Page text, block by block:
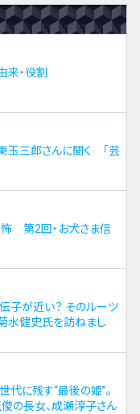
来・役割
三郎さんに聞く 「芸
第2回・お犬さま信
子が近い？ そのルーツ
水健史氏を訪ねまし
に残す“最後の姫”。
の長女、成瀬淳子さん